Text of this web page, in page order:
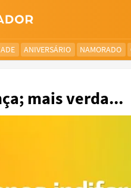
ANIVERSÁRIO NAMORADO
mais verda...